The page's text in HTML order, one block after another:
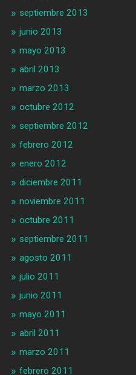
septiembre 2013
junio 2013
mayo 2013
abril 2013
marzo 2013
octubre 2012
septiembre 2012
febrero 2012
enero 2012
diciembre 2011
noviembre 2011
octubre 2011
septiembre 2011
agosto 2011
julio 2011
junio 2011
mayo 2011
abril 2011
marzo 2011
febrero 2011